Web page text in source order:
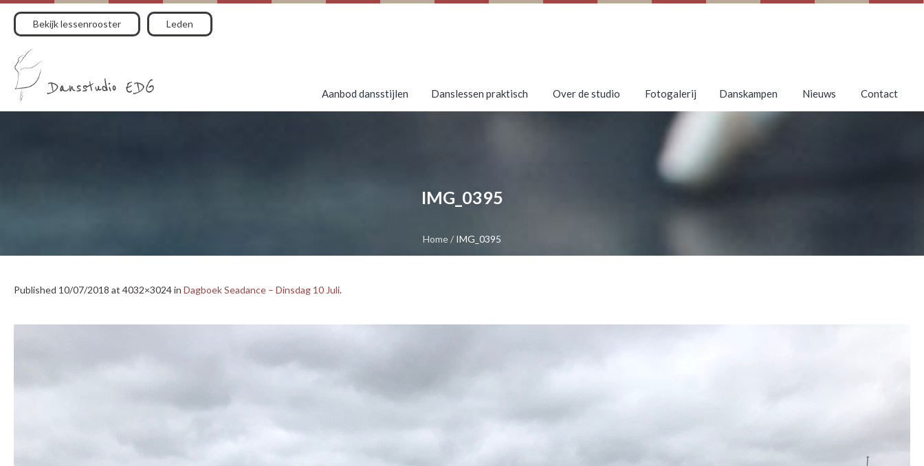
Bekijk lessenrooster Leden
Aanbod dansstijlen Danslessen praktisch Over de studio Fotogalerij Danskampen Nieuws Contact
IMG_0395
Home/ IMG_0395
Published 10/07/2018 at 4032×3024 in Dagboek Seadance – Dinsdag 10 Juli.